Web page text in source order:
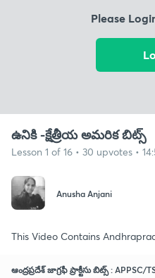
Please
ఉనికి -క్షేత్రీయ అమరిక బిట్స్
Lesson 1 of 16 • 30 upvotes •
Anusha Anjani
This Video Contains
ఆంద్రప్రదేశ్ జాగ్రఫీ ప్రాక్టీసు బిట్స్ : APPSC/